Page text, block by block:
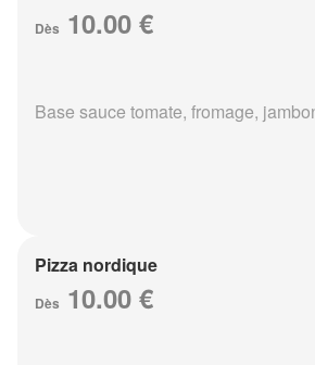
Dès 10.00 €
Base sauce tomate, fromage,
Pizza nordique
Dès 10.00 €